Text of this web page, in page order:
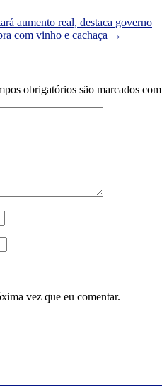
aumento real, destaca governo
com vinho e cachaça →
obrigatórios são marcados com
vez que eu comentar.